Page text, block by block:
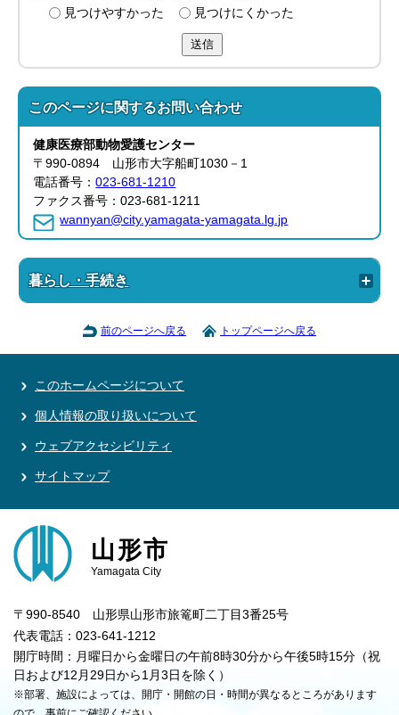
見つけやすかった
見つけにくかった
送信
このページに関するお問い合わせ
健康医療部動物愛護センター
〒990-0894 山形市大字船町1030－1
電話番号：023-681-1210
ファクス番号：023-681-1211
wannyan@city.yamagata-yamagata.lg.jp
暮らし・手続き
前のページへ戻る トップページへ戻る
このホームページについて
個人情報の取り扱いについて
ウェブアクセシビリティ
サイトマップ
山形市
Yamagata City
〒990-8540 山形県山形市旅篭町二丁目3番25号
代表電話：023-641-1212
開庁時間：月曜日から金曜日の午前8時30分から午後5時15分（祝
日および12月29日から1月3日を除く）
※部署、施設によっては、開庁・開館の日・時間が異なるところがあります